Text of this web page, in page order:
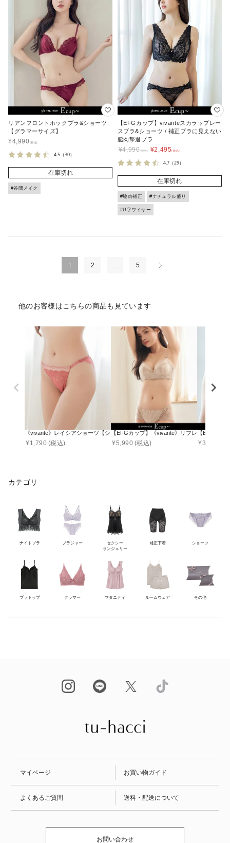
リアンフロントホックブラ&ショーツ
【グラマーサイズ】
¥4,990
4.5 （30）
在庫切れ
#谷間メイク
【EFGカップ】vivanteスカラップレー
スブラ&ショーツ / 補正ブラに見えない
脇肉撃退ブラ
¥4,990 ¥2,495
4.7（29）
在庫切れ
#脇肉補正 #ナチュラル盛り
#U字ワイヤー
1 2 5
他のお客様はこちらの商品も見ています
《vivante》レイシアショーツ【ショーツ単品】
¥1,790 (税込)
【EFGカップ】《vivante》リフレレースブラ
¥5,990 (税込)
【EFGHカ
¥3,141
カテゴリ
ナイトブラ ブラジャー
セクシー
ランジェリー
補正下着 ショーツ
ブラトップ グラマー マタニティ ルームウェア その他
マイページ お買い物ガイド
よくあるご質問 送料・配送について
お問い合わせ